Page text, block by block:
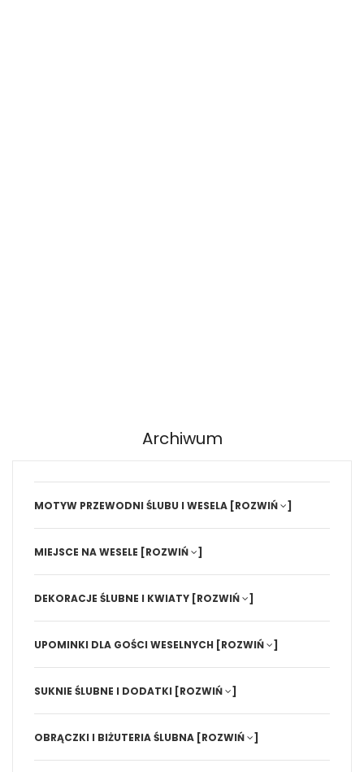
Archiwum
MOTYW PRZEWODNI ŚLUBU I WESELA [ROZWIŃ ]
MIEJSCE NA WESELE [ROZWIŃ ]
DEKORACJE ŚLUBNE I KWIATY [ROZWIŃ ]
UPOMINKI DLA GOŚCI WESELNYCH [ROZWIŃ ]
SUKNIE ŚLUBNE I DODATKI [ROZWIŃ ]
OBRĄCZKI I BIŻUTERIA ŚLUBNA [ROZWIŃ ]